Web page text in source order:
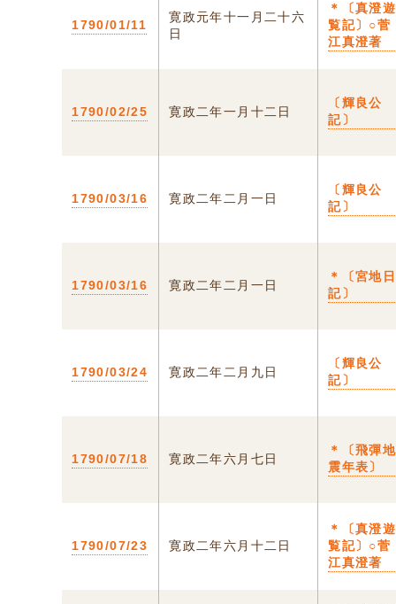
1790/01/11
寛政元年十一月二十六
日
＊〔真澄遊
覧記〕○菅
江真澄著
1790/02/25 寛政二年一月十二日
〔輝良公
記〕
1790/03/16 寛政二年二月一日
〔輝良公
記〕
1790/03/16 寛政二年二月一日
＊〔宮地日
記〕
1790/03/24 寛政二年二月九日
〔輝良公
記〕
1790/07/18 寛政二年六月七日
＊〔飛彈地
震年表〕
1790/07/23 寛政二年六月十二日
＊〔真澄遊
覧記〕○菅
江真澄著